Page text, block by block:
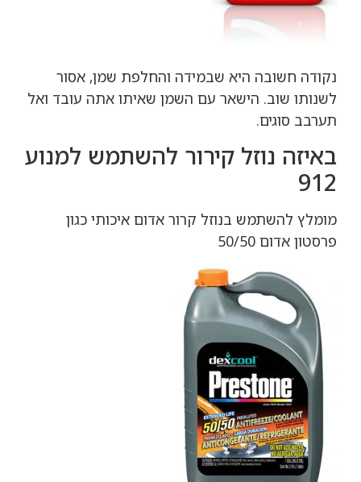
נקודה חשובה היא שבמידה והחלפת שמן, אסור
לשנותו שוב. הישאר עם השמן שאיתו אתה עובד ואל
תערבב סוגים.
באיזה נוזל קירור להשתמש למנוע
912
מומלץ להשתמש בנוזל קרור אדום איכותי כגון
פרסטון אדום 50/50